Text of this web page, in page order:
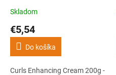
zvýraznenie kučier a kučier
Skladom
€5,54
Do košíka
Curls Enhancing Cream 200g -